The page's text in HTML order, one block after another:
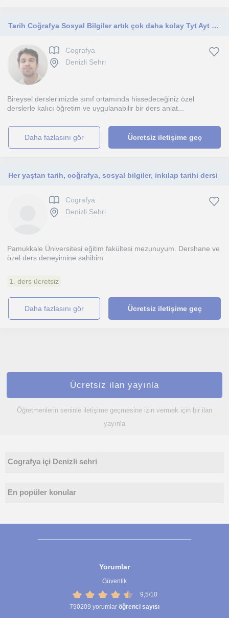
Tarih Coğrafya Sosyal Bilgiler artık çok daha kolay Tyt Ayt ve LGS grubu arkadaşlarıma yardımcı oluyorum.
Cografya
Denizli Sehri
Bireysel derslerimizde sınıf ortamında hissedeceğiniz özel
derslerle kalıcı öğretim ve uygulanabilir bir ders anlat...
daha fazlasını gör Ücretsiz iletişime geç
Her yaştan tarih, coğrafya, sosyal bilgiler, inkılap tarihi dersi
Cografya
Denizli Sehri
Pamukkale Üniversitesi eğitim fakültesi mezunuyum. Dershane ve
özel ders deneyimine sahibim
1. ders ücretsiz
daha fazlasını gör Ücretsiz iletişime geç
Ücretsiz ilan yayınla
Öğretmenlerin seninle iletişime geçmesine izin vermek için bir ilan
yayınla
Cografya içi Denizli sehri
En popüler konular
Yorumlar
Güvenlik
9,5/10
790209 yorumlar öğrenci sayısı